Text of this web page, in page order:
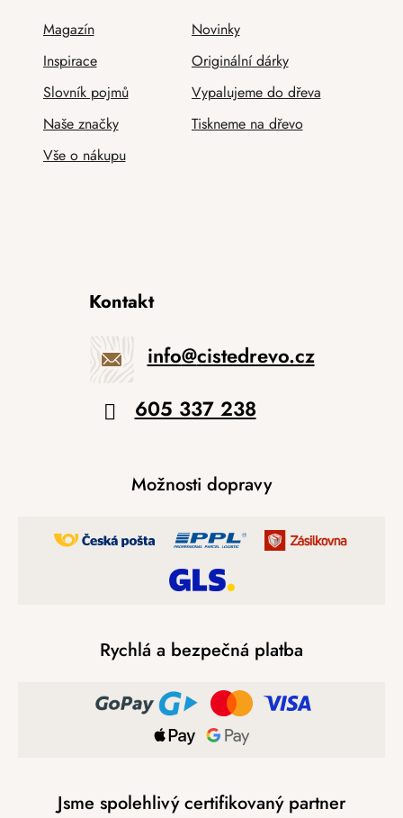
Magazín
Inspirace
Slovník pojmů
Naše značky
Vše o nákupu
Novinky
Originální dárky
Vypalujeme do dřeva
Tiskneme na dřevo
Kontakt
info@cistedrevo.cz
605 337 238
Možnosti dopravy
Rychlá a bezpečná platba
Jsme spolehlivý certifikovaný partner